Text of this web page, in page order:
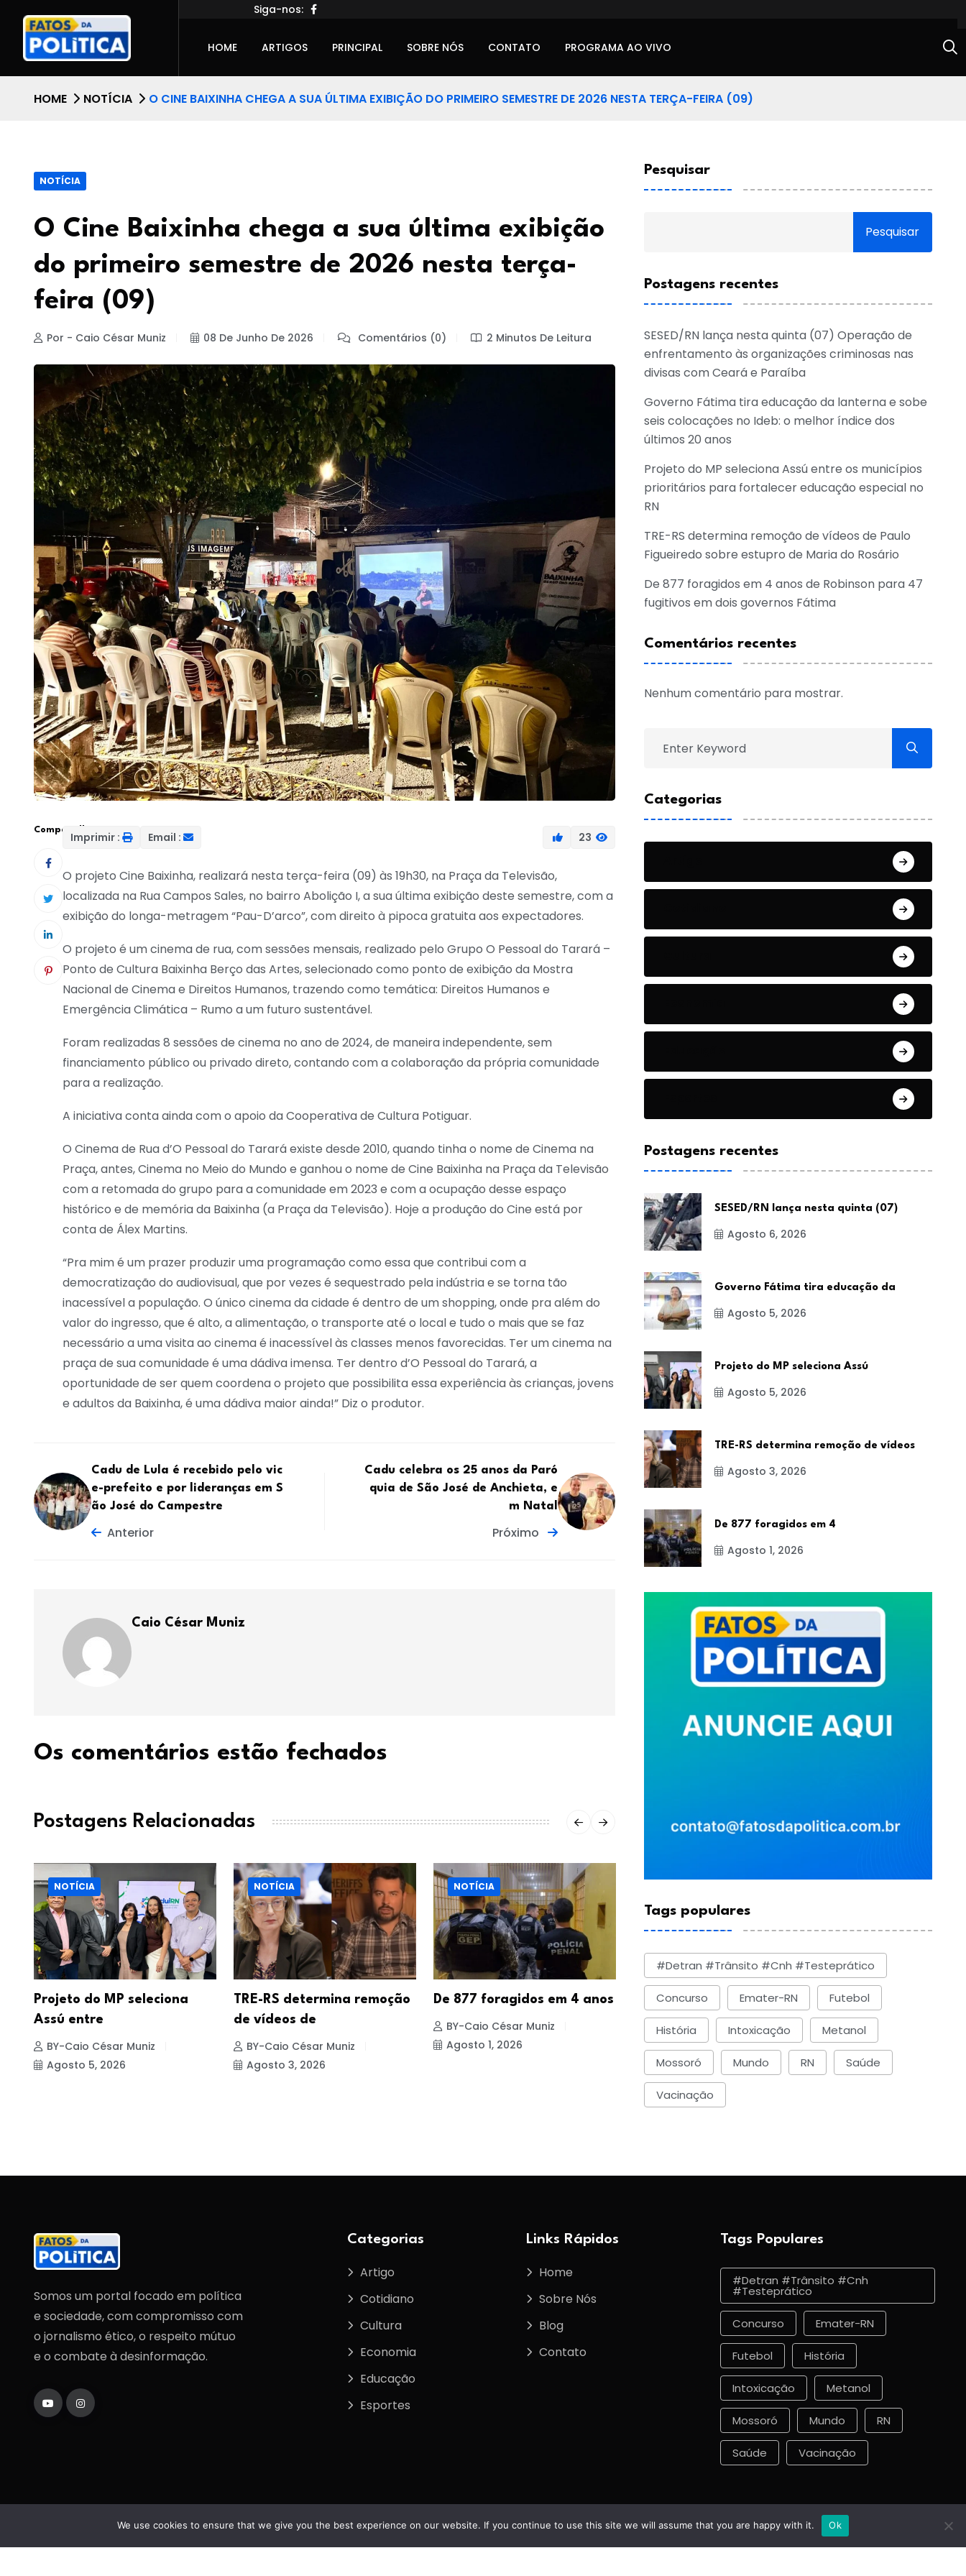
Siga-nos:
HOME ARTIGOS PRINCIPAL SOBRE NÓS CONTATO PROGRAMA AO VIVO
HOME NOTÍCIA O CINE BAIXINHA CHEGA A SUA ÚLTIMA EXIBIÇÃO DO PRIMEIRO SEMESTRE DE 2026 NESTA TERÇA-FEIRA (09)
NOTÍCIA
O Cine Baixinha chega a sua última exibição
do primeiro semestre de 2026 nesta terça-
feira (09)
Por - Caio César Muniz 08 De Junho De 2026 Comentários (0) 2 Minutos De Leitura
Compartilhar:
Imprimir : Email : 23
O projeto Cine Baixinha, realizará nesta terça-feira (09) às 19h30, na Praça da Televisão,
localizada na Rua Campos Sales, no bairro Abolição I, a sua última exibição deste semestre, com a
exibição do longa-metragem “Pau-D’arco”, com direito à pipoca gratuita aos expectadores.
O projeto é um cinema de rua, com sessões mensais, realizado pelo Grupo O Pessoal do Tarará –
Ponto de Cultura Baixinha Berço das Artes, selecionado como ponto de exibição da Mostra
Nacional de Cinema e Direitos Humanos, trazendo como temática: Direitos Humanos e
Emergência Climática – Rumo a um futuro sustentável.
Foram realizadas 8 sessões de cinema no ano de 2024, de maneira independente, sem
financiamento público ou privado direto, contando com a colaboração da própria comunidade
para a realização.
A iniciativa conta ainda com o apoio da Cooperativa de Cultura Potiguar.
O Cinema de Rua d’O Pessoal do Tarará existe desde 2010, quando tinha o nome de Cinema na
Praça, antes, Cinema no Meio do Mundo e ganhou o nome de Cine Baixinha na Praça da Televisão
com a retomada do grupo para a comunidade em 2023 e com a ocupação desse espaço
histórico e de memória da Baixinha (a Praça da Televisão). Hoje a produção do Cine está por
conta de Álex Martins.
“Pra mim é um prazer produzir uma programação como essa que contribui com a
democratização do audiovisual, que por vezes é sequestrado pela indústria e se torna tão
inacessível a população. O único cinema da cidade é dentro de um shopping, onde pra além do
valor do ingresso, que é alto, a alimentação, o transporte até o local e tudo o mais que se faz
necessário a uma visita ao cinema é inacessível às classes menos favorecidas. Ter um cinema na
praça de sua comunidade é uma dádiva imensa. Ter dentro d’O Pessoal do Tarará, a
oportunidade de ser quem coordena o projeto que possibilita essa experiência às crianças, jovens
e adultos da Baixinha, é uma dádiva maior ainda!” Diz o produtor.
Cadu de Lula é recebido pelo vic
e-prefeito e por lideranças em S
ão José do Campestre
Anterior
Cadu celebra os 25 anos da Paró
quia de São José de Anchieta, e
m Natal
Próximo
Caio César Muniz
Os comentários estão fechados
Postagens Relacionadas
NOTÍCIA
Projeto do MP seleciona
Assú entre
BY-Caio César Muniz
Agosto 5, 2026
NOTÍCIA
TRE-RS determina remoção
de vídeos de
BY-Caio César Muniz
Agosto 3, 2026
NOTÍCIA
De 877 foragidos em 4 anos
BY-Caio César Muniz
Agosto 1, 2026
Professora lança livro sobre
inclusão na
BY-Caio César Muniz
Julho 30, 2026
SESED/RN lança
quinta (07)
BY-Caio César Muniz
Agosto 6, 2026
Pesquisar
Pesquisar
Postagens recentes
SESED/RN lança nesta quinta (07) Operação de
enfrentamento às organizações criminosas nas
divisas com Ceará e Paraíba
Governo Fátima tira educação da lanterna e sobe
seis colocações no Ideb: o melhor índice dos
últimos 20 anos
Projeto do MP seleciona Assú entre os municípios
prioritários para fortalecer educação especial no
RN
TRE-RS determina remoção de vídeos de Paulo
Figueiredo sobre estupro de Maria do Rosário
De 877 foragidos em 4 anos de Robinson para 47
fugitivos em dois governos Fátima
Comentários recentes
Nenhum comentário para mostrar.
Categorias
Postagens recentes
SESED/RN lança nesta quinta (07)
Agosto 6, 2026
Governo Fátima tira educação da
Agosto 5, 2026
Projeto do MP seleciona Assú
Agosto 5, 2026
TRE-RS determina remoção de vídeos
Agosto 3, 2026
De 877 foragidos em 4
Agosto 1, 2026
Tags populares
#detran #trânsito #cnh #testeprático
Concurso Emater-RN Futebol
História Intoxicação Metanol
Mossoró Mundo RN Saúde
Vacinação
Somos um portal focado em política
e sociedade, com compromisso com
o jornalismo ético, o respeito mútuo
e o combate à desinformação.
Categorias
Artigo
Cotidiano
Cultura
Economia
Educação
Esportes
Links Rápidos
Home
Sobre Nós
Blog
Contato
Tags Populares
#detran #trânsito #cnh
#testeprático
Concurso Emater-RN
Futebol História
Intoxicação Metanol
Mossoró Mundo RN
Saúde Vacinação
We use cookies to ensure that we give you the best experience on our website. If you continue to use this site we will assume that you are happy with it. Ok